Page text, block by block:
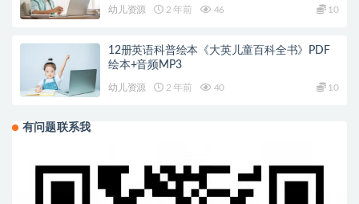
幼儿资源 2 年前 46 10
12册英语科普绘本《大英儿童百科全书》PDF
绘本+音频MP3
幼儿资源 2 年前 40 10
有问题联系我